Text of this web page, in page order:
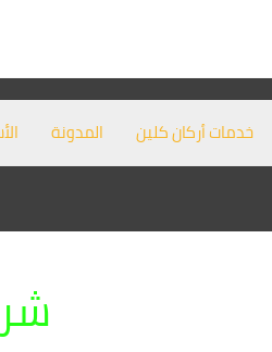
خدمات أركان كلين المدونة